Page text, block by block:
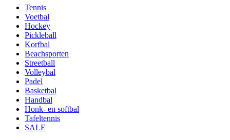
Tennis
Voetbal
Hockey
Pickleball
Korfbal
Beachsporten
Streetball
Volleybal
Padel
Basketbal
Handbal
Honk- en softbal
Tafeltennis
SALE